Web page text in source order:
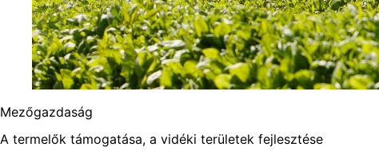
Mezőgazdaság
A termelők támogatása, a vidéki területek fejlesztése